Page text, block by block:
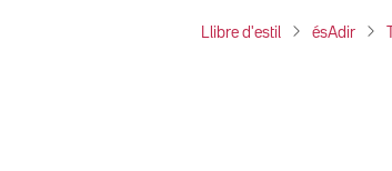
Llibre d'estil ésAdir